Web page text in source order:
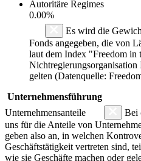
Autoritäre Regimes
0.00%
Es wird die
Fonds angegeben, die von
laut dem Index "Freedom in
gelten (Datenquelle:
Unternehmensführung
Unternehmensanteile
Bei
uns für die Anteile von
geben also an, in welchen
Geschäftstätigkeit vertreten sind,
wie sie Geschäfte machen oder